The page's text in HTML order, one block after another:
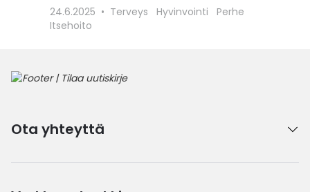
24.6.2025
Terveys Hyvinvointi
Perhe
Itsehoito
Ota yhteyttä